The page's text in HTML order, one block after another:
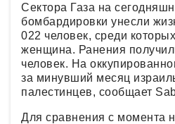
Сектора Газа на
бомбардировки унесли
022 человек, среди
женщина. Ранения
человек. На
за минувший месяц
палестинцев, сообщает
Для сравнения с момента